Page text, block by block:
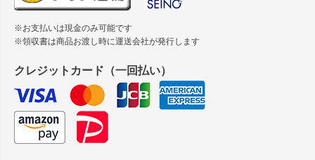
※お支払いは現金のみ可能です
※領収書は商品お渡し時に運送会社が発行します
クレジットカード（一回払い）